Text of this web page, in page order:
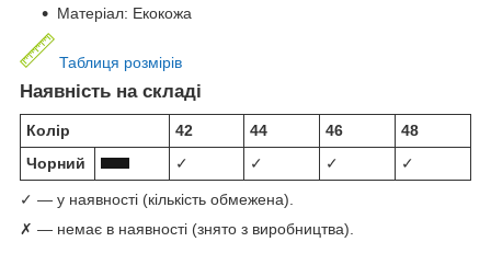
Матеріал: Екокожа
Таблиця розмірів
Наявність на складі
Колір 42 44 46
48
Чорний
✓ ✓ ✓ ✓
✓ — у наявності (кількість обмежена).
✗ — немає в наявності (знято з виробництва).